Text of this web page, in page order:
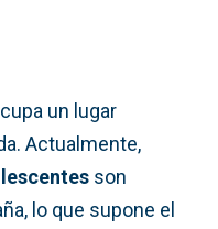
un lugar
Actualmente,
son
lo que supone el